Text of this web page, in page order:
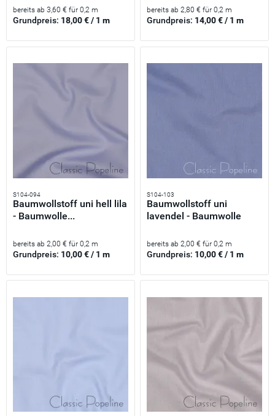
bereits ab 3,60 € für 0,2 m
Grundpreis: 18,00 € / 1 m
bereits ab 2,80 € für 0,2 m
Grundpreis: 14,00 € / 1 m
S104-094
Baumwollstoff uni hell lila
- Baumwolle...
bereits ab 2,00 € für 0,2 m
Grundpreis: 10,00 € / 1 m
S104-103
Baumwollstoff uni
lavendel - Baumwolle
bereits ab 2,00 € für 0,2 m
Grundpreis: 10,00 € / 1 m